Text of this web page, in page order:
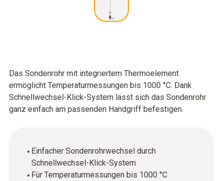
Das Sondenrohr mit integriertem Thermoelement
ermöglicht Temperaturmessungen bis 1000 °C. Dank
Schnellwechsel-Klick-System lässt sich das Sondenrohr
ganz einfach am passenden Handgriff befestigen.
Einfacher Sondenrohrwechsel durch
Schnellwechsel-Klick-System
Für Temperaturmessungen bis 1000 °C